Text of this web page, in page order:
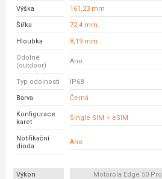
Výška 161,23 mm
Šířka 72,4 mm
Hloubka 8,19 mm
Odolné
(outdoor)
Ano
Typ odolnosti IP68
Barva Černá
Konfigurace
karet
Single SIM + eSIM
Notifikační
dioda
Ano
Výkon Motorola Edge 50 Pro